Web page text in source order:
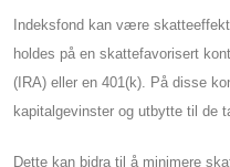
Indeksfond kan være
holdes på en skattefavorisert
(IRA) eller en 401(k). På disse
kapitalgevinster og utbytte til de
Dette kan bidra til å minimere